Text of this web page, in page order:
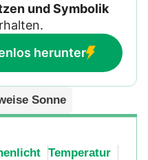
und Symbolik
herunter
Sonne
Temperatur